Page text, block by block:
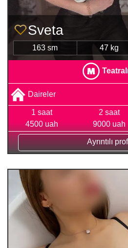
Sveta
163 sm 47 kg
Daireler
1 saat
4500 uah
2 saat
9000 uah
Ayrıntılı